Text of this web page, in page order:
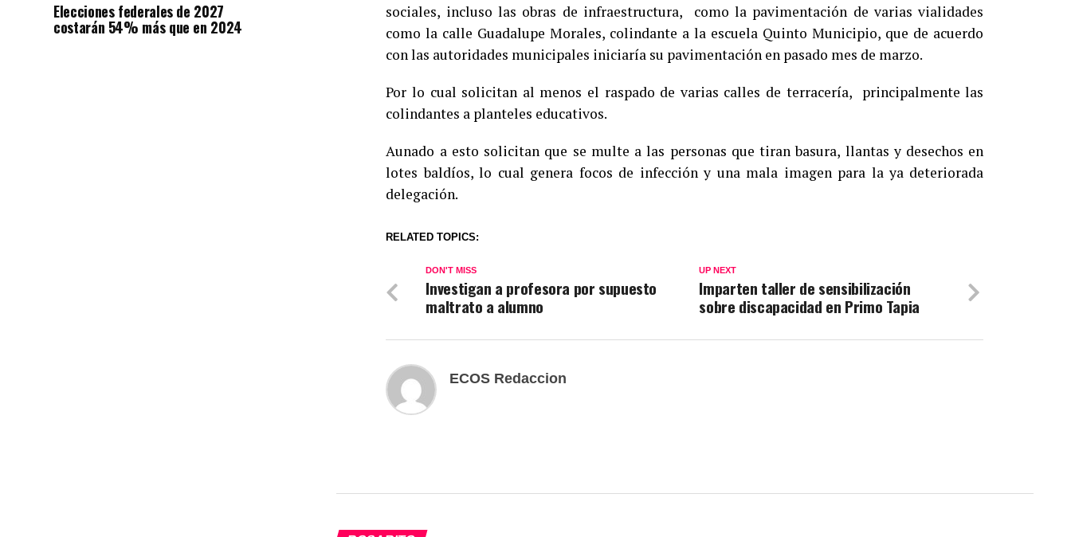
Elecciones federales de 2027
costarán 54% más que en 2024
sociales, incluso las obras de infraestructura, como la pavimentación de varias vialidades
como la calle Guadalupe Morales, colindante a la escuela Quinto Municipio, que de acuerdo
con las autoridades municipales iniciaría su pavimentación en pasado mes de marzo.
Por lo cual solicitan al menos el raspado de varias calles de terracería, principalmente las
colindantes a planteles educativos.
Aunado a esto solicitan que se multe a las personas que tiran basura, llantas y desechos en
lotes baldíos, lo cual genera focos de infección y una mala imagen para la ya deteriorada
delegación.
RELATED TOPICS:
UP NEXT
Imparten taller de sensibilización
sobre discapacidad en Primo Tapia
DON'T MISS
Investigan a profesora por supuesto
maltrato a alumno
ECOS Redaccion